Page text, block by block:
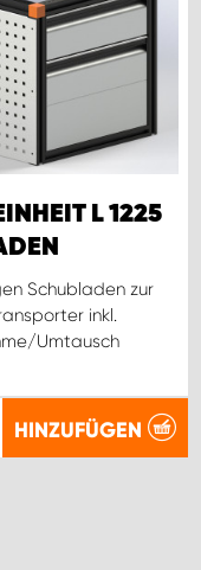
L 1225
Schubladen zur
inkl.
Umtausch
HINZUFÜGEN